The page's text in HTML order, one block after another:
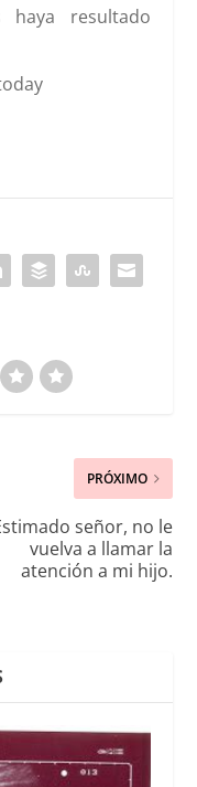
resultado
PRÓXIMO
señor, no le
vuelva a llamar la
atención a mi hijo.